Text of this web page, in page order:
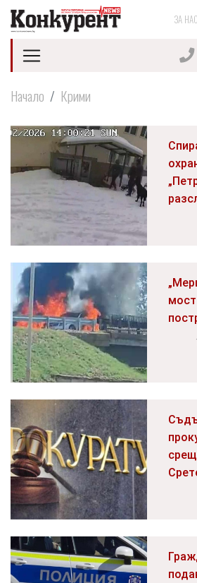
ЗА НАС
Начало Крими